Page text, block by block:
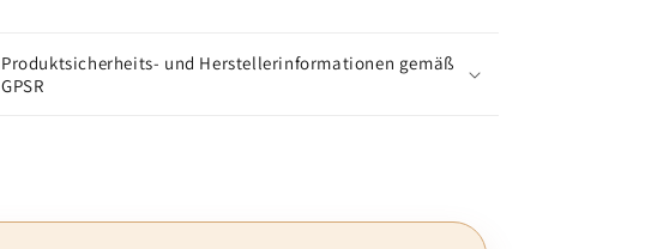
Produktsicherheits- und Herstellerinformationen gemäß
GPSR